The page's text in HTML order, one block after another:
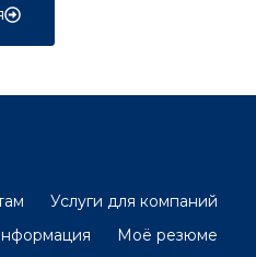
Услуги для компаний
Моё резюме